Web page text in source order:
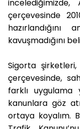
incelediğimizde,
çerçevesinde
kavuşmadığını
Sigorta
çerçevesinde,
farklı uygulama
kanunlara göz
ortaya koyalım.